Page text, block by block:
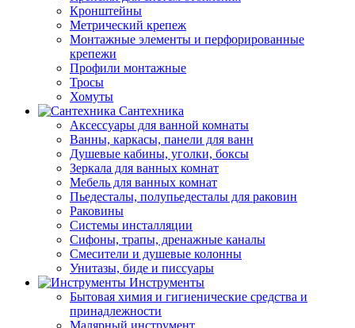
Кронштейны
Метрический крепеж
Монтажные элементы и перфорированные
крепежи
Профили монтажные
Тросы
Хомуты
Сантехника
Аксессуары для ванной комнаты
Ванны, каркасы, панели для ванн
Душевые кабины, уголки, боксы
Зеркала для ванных комнат
Мебель для ванных комнат
Пьедесталы, полупьедесталы для раковин
Раковины
Системы инсталляции
Сифоны, трапы, дренажные каналы
Смесители и душевые колонны
Унитазы, биде и писсуары
Инструменты
Бытовая химия и гигиенические средства и
принадлежности
Малярный инструмент